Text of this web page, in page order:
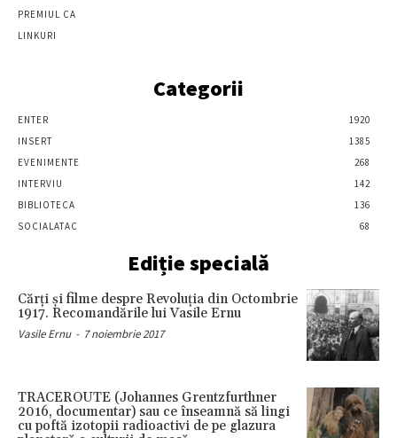
PREMIUL CA
LINKURI
Categorii
ENTER
1920
INSERT
1385
EVENIMENTE
268
INTERVIU
142
BIBLIOTECA
136
SOCIALATAC
68
Ediție specială
Cărţi şi filme despre Revoluţia din Octombrie
1917. Recomandările lui Vasile Ernu
Vasile Ernu - 7 noiembrie 2017
TRACEROUTE (Johannes Grentzfurthner
2016, documentar) sau ce înseamnă să lingi
cu poftă izotopii radioactivi de pe glazura